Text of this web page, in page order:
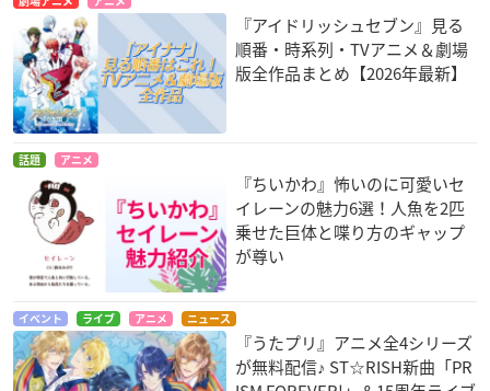
『アイドリッシュセブン』見る
順番・時系列・TVアニメ＆劇場
版全作品まとめ【2026年最新】
話題 アニメ
『ちいかわ』怖いのに可愛いセ
イレーンの魅力6選！人魚を2匹
乗せた巨体と喋り方のギャップ
が尊い
イベント ライブ アニメ ニュース
『うたプリ』アニメ全4シリーズ
が無料配信♪ ST☆RISH新曲「PR